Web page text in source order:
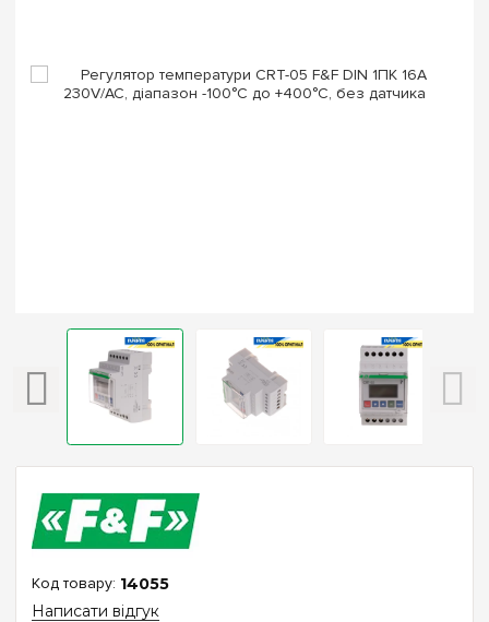
14055
Написати відгук